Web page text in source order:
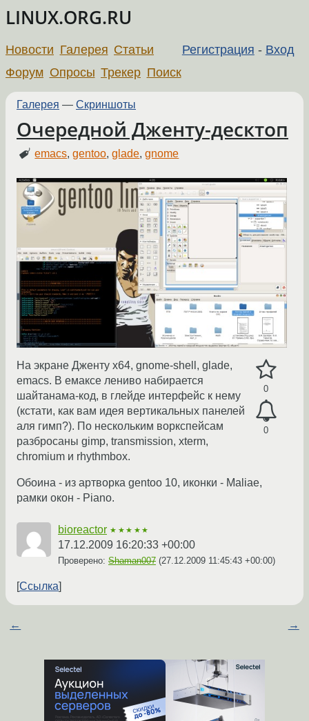
LINUX.ORG.RU
Регистрация - Вход
Новости Галерея Статьи
Форум Опросы Трекер Поиск
Галерея — Скриншоты
Очередной Дженту-десктоп
emacs,gentoo,glade,gnome
0
0
На экране Дженту х64, gnome-shell, glade,
emacs. В емаксе лениво набирается
шайтанама-код, в глейде интерфейс к нему
(кстати, как вам идея вертикальных панелей
аля гимп?). По нескольким воркспейсам
разбросаны gimp, transmission, xterm,
chromium и rhythmbox.
Обоина - из артворка gentoo 10, иконки - Maliae,
рамки окон - Piano.
bioreactor ★★★★★
17.12.2009 16:20:33 +00:00
Проверено: Shaman007 (27.12.2009 11:45:43 +00:00)
Ссылка
← →